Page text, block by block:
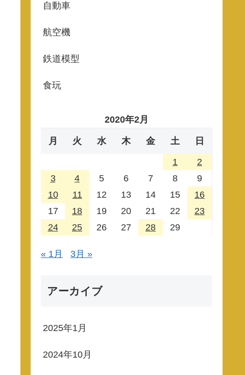
自動車
航空機
鉄道模型
食玩
2020年2月
月 火 水 木 金 土 日
1
2
3
4 5 6 7 8
9
10
11 12 13 14 15
16
17
18 19 20 21 22
23
24
25 26 27 28 29
« 1月 3月 »
アーカイブ
2025年1月
2024年10月